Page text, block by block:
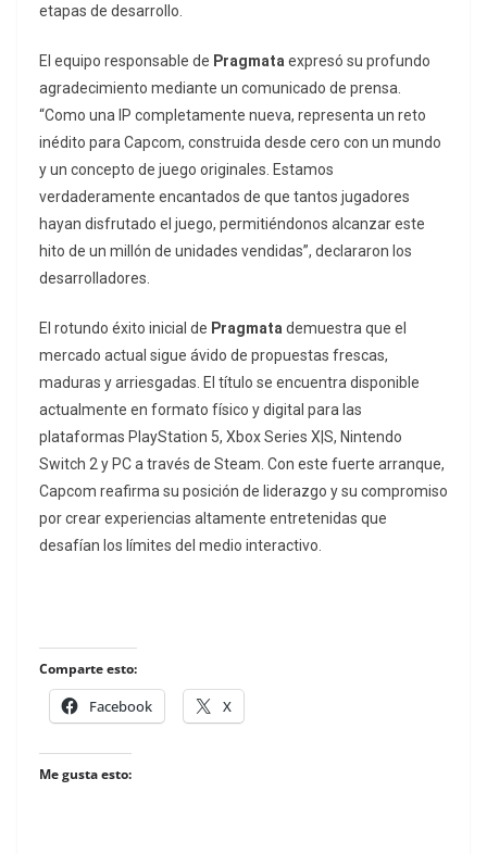
etapas de desarrollo.
El equipo responsable de Pragmata expresó su profundo
agradecimiento mediante un comunicado de prensa.
“Como una IP completamente nueva, representa un reto
inédito para Capcom, construida desde cero con un mundo
y un concepto de juego originales. Estamos
verdaderamente encantados de que tantos jugadores
hayan disfrutado el juego, permitiéndonos alcanzar este
hito de un millón de unidades vendidas”, declararon los
desarrolladores.
El rotundo éxito inicial de Pragmata demuestra que el
mercado actual sigue ávido de propuestas frescas,
maduras y arriesgadas. El título se encuentra disponible
actualmente en formato físico y digital para las
plataformas PlayStation 5, Xbox Series X|S, Nintendo
Switch 2 y PC a través de Steam. Con este fuerte arranque,
Capcom reafirma su posición de liderazgo y su compromiso
por crear experiencias altamente entretenidas que
desafían los límites del medio interactivo.
Comparte esto:
Facebook X
Me gusta esto: